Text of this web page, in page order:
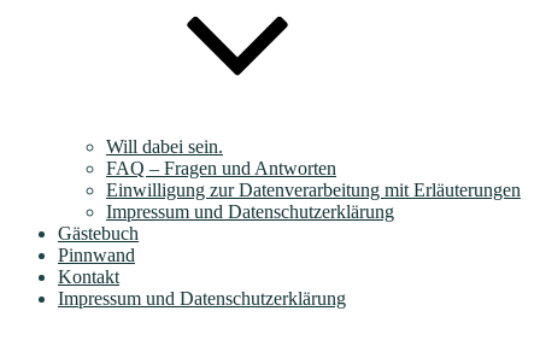
Will dabei sein.
FAQ – Fragen und Antworten
Einwilligung zur Datenverarbeitung mit Erläuterungen
Impressum und Datenschutzerklärung
Gästebuch
Pinnwand
Kontakt
Impressum und Datenschutzerklärung